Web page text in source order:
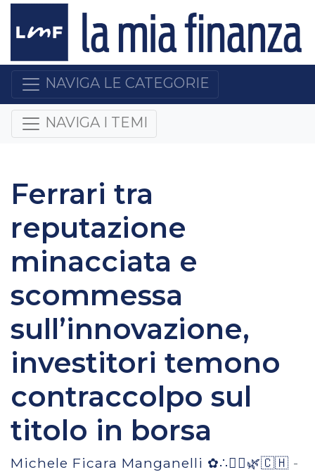
NAVIGA LE CATEGORIE
NAVIGA I TEMI
Ferrari tra
reputazione
minacciata e
scommessa
sull’innovazione,
investitori temono
contraccolpo sul
titolo in borsa
Michele Ficara Manganelli ✿∴♛🌿🇨🇭 -